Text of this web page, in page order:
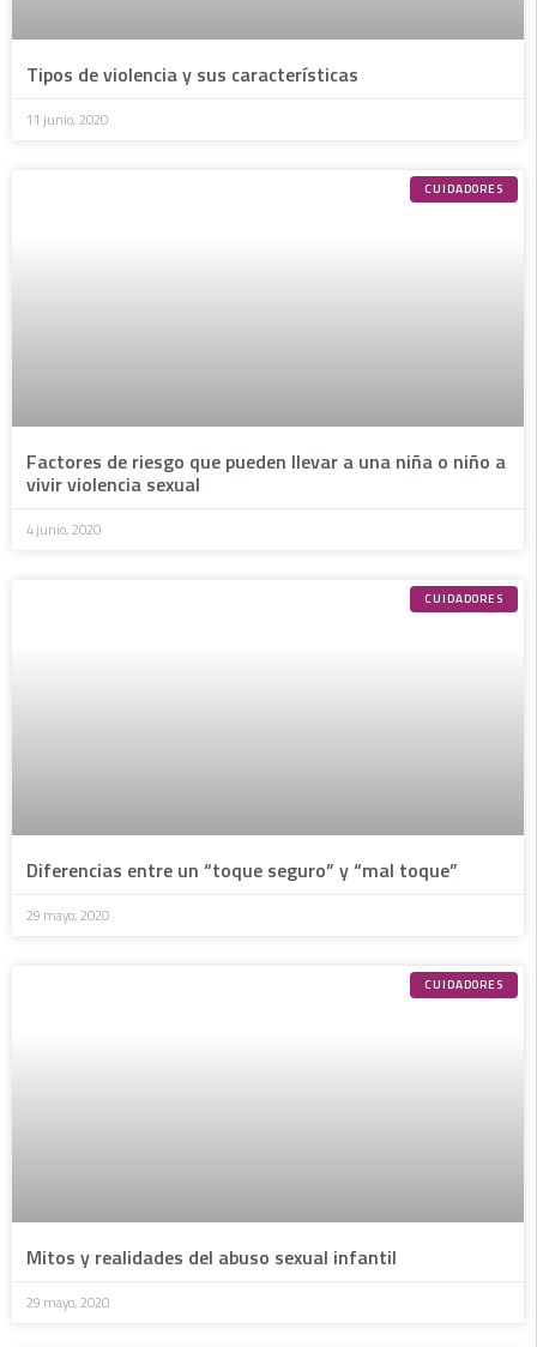
Tipos de violencia y sus características
11 junio, 2020
CUIDADORES
Factores de riesgo que pueden llevar a una niña o niño a
vivir violencia sexual
4 junio, 2020
CUIDADORES
Diferencias entre un “toque seguro” y “mal toque”
29 mayo, 2020
CUIDADORES
Mitos y realidades del abuso sexual infantil
29 mayo, 2020